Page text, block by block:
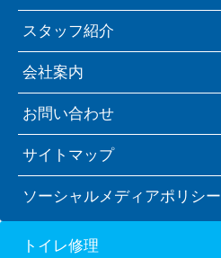
スタッフ紹介
会社案内
お問い合わせ
サイトマップ
ソーシャルメディアポリシー
トイレ修理